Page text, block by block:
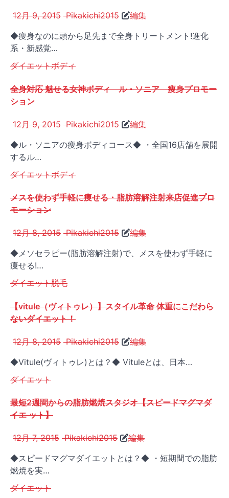
12月 9, 2015 Pikakichi2015
編集
◆痩身なのに頭から足先まで全身トリートメント!進化
系・新感覚…
ダイエットボディ
全身対応 魅せる女神ボディ ル・ソニア 痩身プロモー
ション
12月 9, 2015 Pikakichi2015
編集
◆ル・ソニアの痩身ボディコース◆ ・全国16店舗を展開
するル…
ダイエットボディ
メスを使わず手軽に痩せる・脂肪溶解注射来店促進プロ
モーション
12月 8, 2015 Pikakichi2015
編集
◆メソセラピー(脂肪溶解注射)で、メスを使わず手軽に
痩せる!…
ダイエット脱毛
【vitule（ヴィトゥレ）】スタイル革命 体重にこだわら
ないダイエット！
12月 8, 2015 Pikakichi2015
編集
◆Vitule(ヴィトゥレ)とは？◆ Vituleとは、日本…
ダイエット
最短2週間からの脂肪燃焼スタジオ【スピードマグマダ
イエ ット】
12月 7, 2015 Pikakichi2015
編集
◆スピードマグマダイエットとは？◆ ・短期間での脂肪
燃焼を実…
ダイエット